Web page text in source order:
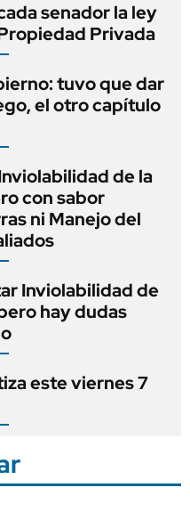
senador la ley
Privada
tuvo que dar
el otro capítulo
de la
con sabor
ni Manejo del
Inviolabilidad de
hay dudas
este viernes 7